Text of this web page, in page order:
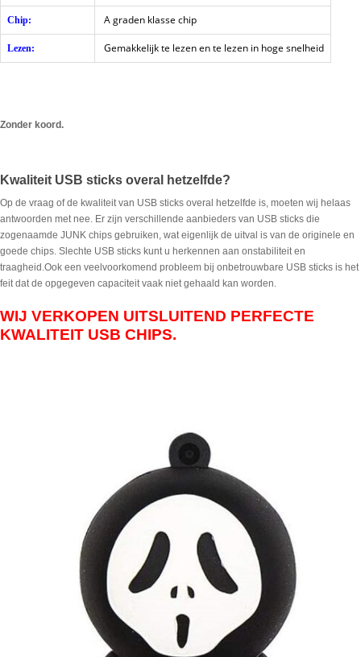
Chip: A graden klasse chip
Lezen: Gemakkelijk te lezen en te lezen in hoge snelheid
Zonder koord.
Kwaliteit USB sticks overal hetzelfde?
Op de vraag of de kwaliteit van USB sticks overal hetzelfde is, moeten wij helaas
antwoorden met nee. Er zijn verschillende aanbieders van USB sticks die
zogenaamde JUNK chips gebruiken, wat eigenlijk de uitval is van de originele en
goede chips. Slechte USB sticks kunt u herkennen aan onstabiliteit en
traagheid.Ook een veelvoorkomend probleem bij onbetrouwbare USB sticks is het
feit dat de opgegeven capaciteit vaak niet gehaald kan worden.
WIJ VERKOPEN UITSLUITEND PERFECTE
KWALITEIT USB CHIPS.